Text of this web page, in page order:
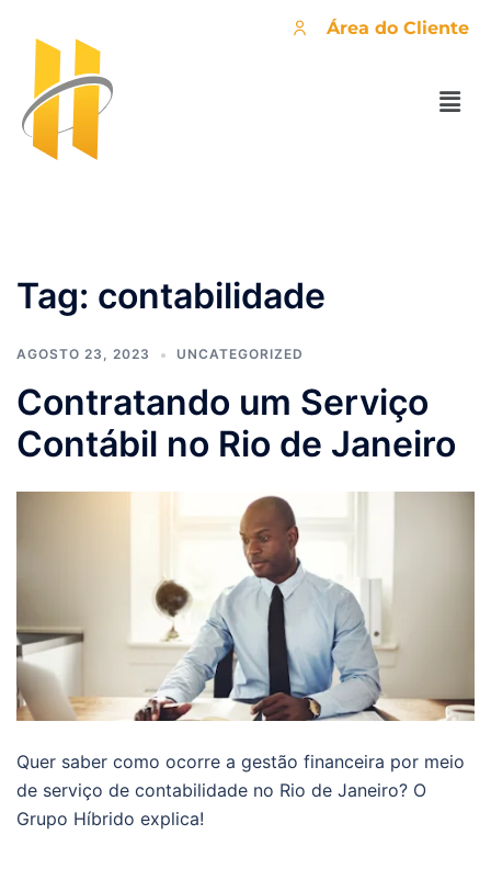
Área do Cliente
Tag: contabilidade
AGOSTO 23, 2023 UNCATEGORIZED
Contratando um Serviço
Contábil no Rio de Janeiro
Quer saber como ocorre a gestão financeira por meio
de serviço de contabilidade no Rio de Janeiro? O
Grupo Híbrido explica!